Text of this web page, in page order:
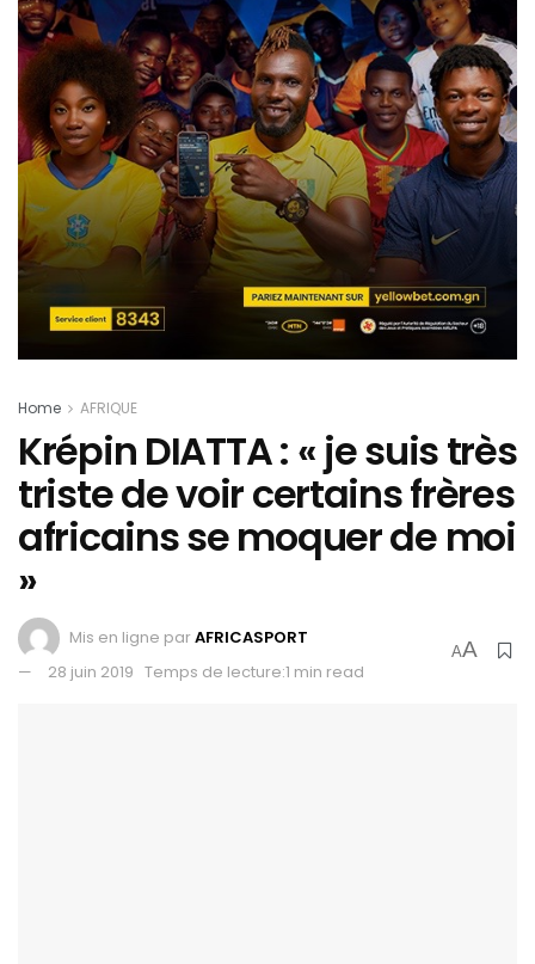
Home AFRIQUE
Krépin DIATTA : « je suis très
triste de voir certains frères
africains se moquer de moi
»
Mis en ligne parAFRICASPORT
28 juin 2019 Temps de lecture:1 min read
AA